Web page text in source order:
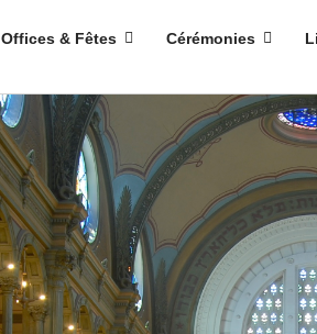
Offices & Fêtes Cérémonies